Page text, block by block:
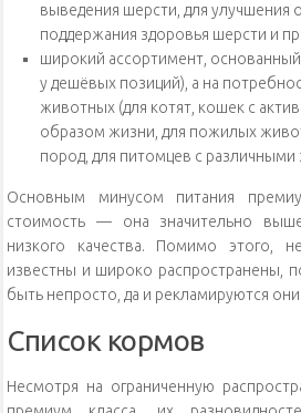
выведения шерсти, для улучшения
поддержания здоровья шерсти и
широкий ассортимент, основанный
у дешёвых позиций), а на
животных (для котят, кошек с
образом жизни, для пожилых
пород, для питомцев с различными
Основным минусом питания
стоимость — она значительно
низкого качества. Помимо этого,
известны и широко распространены,
быть непросто, да и рекламируются они
Список кормов
Несмотря на ограниченную